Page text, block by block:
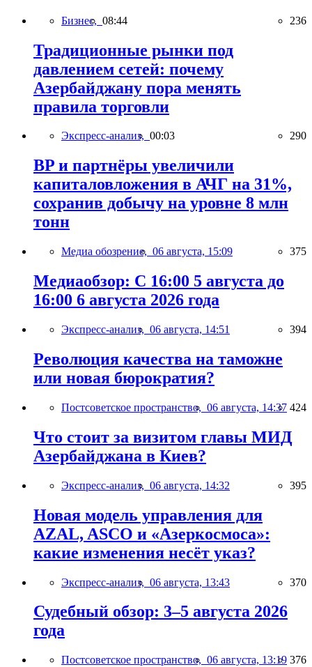
Бизнес, 08:44 236
Традиционные рынки под
давлением сетей: почему
Азербайджану пора менять
правила торговли
Экспресс-анализ, 00:03 290
BP и партнёры увеличили
капиталовложения в АЧГ на 31%,
сохранив добычу на уровне 8 млн
тонн
Медиа обозрение, 06 августа, 15:09 375
Медиаобзор: С 16:00 5 августа до
16:00 6 августа 2026 года
Экспресс-анализ, 06 августа, 14:51 394
Революция качества на таможне
или новая бюрократия?
Постсоветское пространство, 06 августа, 14:37 424
Что стоит за визитом главы МИД
Азербайджана в Киев?
Экспресс-анализ, 06 августа, 14:32 395
Новая модель управления для
AZAL, ASCO и «Азеркосмоса»:
какие изменения несёт указ?
Экспресс-анализ, 06 августа, 13:43 370
Судебный обзор: 3–5 августа 2026
года
Постсоветское пространство, 06 августа, 13:19 376